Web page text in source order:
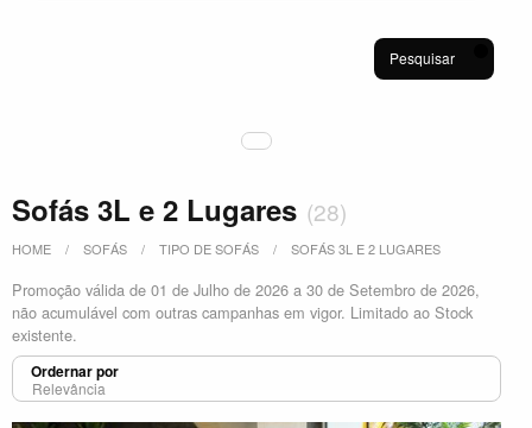
Pesquisar
Sofás 3L e 2 Lugares (28)
HOME SOFÁS TIPO DE SOFÁS SOFÁS 3L E 2 LUGARES
Promoção válida de 01 de Julho de 2026 a 30 de Setembro de 2026,
não acumulável com outras campanhas em vigor. Limitado ao Stock
existente.
Ordernar por